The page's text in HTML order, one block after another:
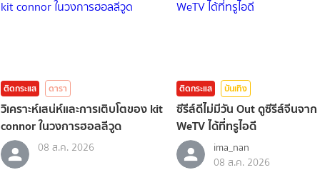
ติดกระแส ดารา
วิเคราะห์เสน่ห์และการเติบโตของ kit
connor ในวงการฮอลลีวูด
08 ส.ค. 2026
ติดกระแส บันเทิง
ซีรีส์ดีไม่มีวัน Out ดูซีรีส์จีนจาก
WeTV ได้ที่ทรูไอดี
ima_nan
08 ส.ค. 2026